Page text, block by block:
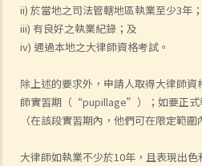
ii) 於當地之司法管轄地區執業至少3年；
iii) 有良好之執業紀錄；及
iv) 通過本地之大律師資格考試。
除上述的要求外，申請人取得大律師
師實習期（“pupillage”）；如要正式
（在該段實習期內，他們可在限定範
大律師如執業不少於10年，且表現出